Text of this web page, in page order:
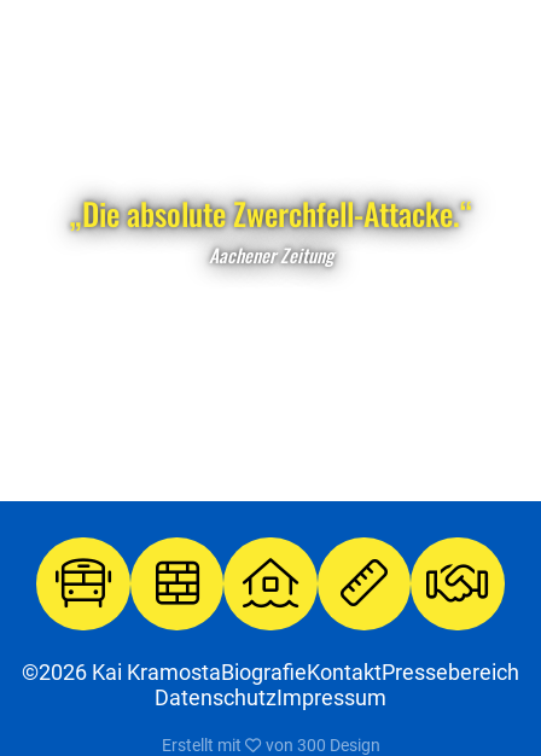
„Die absolute Zwerchfell-Attacke.“
Aachener Zeitung
©2026 Kai KramostaBiografieKontaktPressebereich
DatenschutzImpressum
Erstellt mit von 300 Design